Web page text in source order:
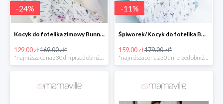
-24%
Kocyk do fotelika zimowy Bunnies Mi Bebe -23%
129.00 zł169.00 zł*
-11%
Śpiworek/Kocyk do fotelika BAMBUSOWY Bunnies -11%
159.00 zł179.00 zł*